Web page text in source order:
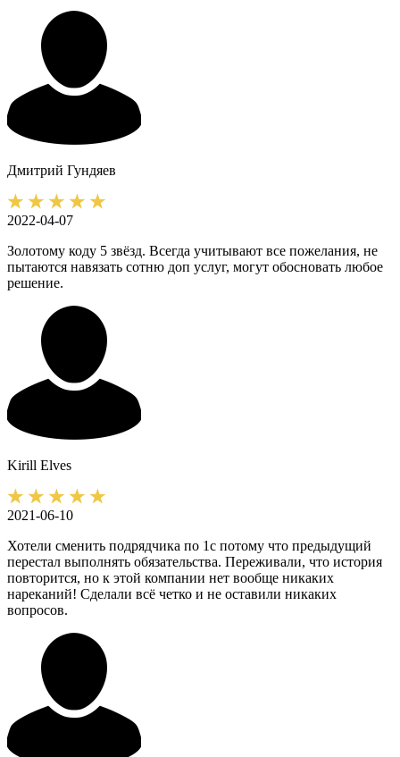
Дмитрий Гундяев
2022-04-07
Золотому коду 5 звёзд. Всегда учитывают все пожелания, не
пытаются навязать сотню доп услуг, могут обосновать любое
решение.
Kirill Elves
2021-06-10
Хотели сменить подрядчика по 1с потому что предыдущий
перестал выполнять обязательства. Переживали, что история
повторится, но к этой компании нет вообще никаких
нареканий! Сделали всё четко и не оставили никаких
вопросов.